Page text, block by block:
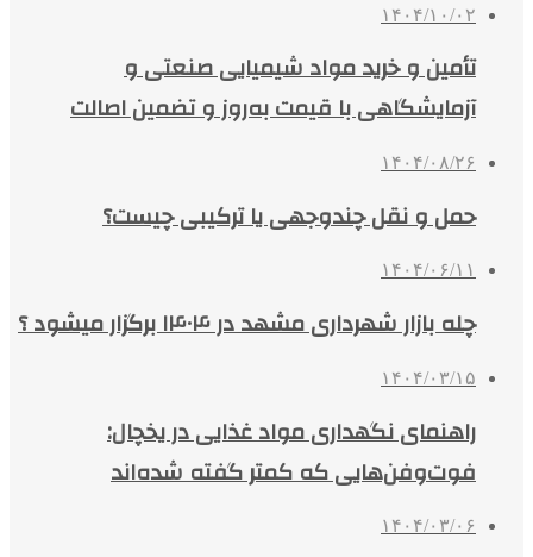
۱۴۰۴/۱۰/۰۲
تأمین و خرید مواد شیمیایی صنعتی و
آزمایشگاهی با قیمت به‌روز و تضمین اصالت
۱۴۰۴/۰۸/۲۶
حمل و نقل چندوجهی یا ترکیبی چیست؟
۱۴۰۴/۰۶/۱۱
چله بازار شهرداری مشهد در ۱۴۰۴ برگزار میشود ؟
۱۴۰۴/۰۳/۱۵
راهنمای نگهداری مواد غذایی در یخچال:
فوت‌وفن‌هایی که کمتر گفته شده‌اند
۱۴۰۴/۰۳/۰۶